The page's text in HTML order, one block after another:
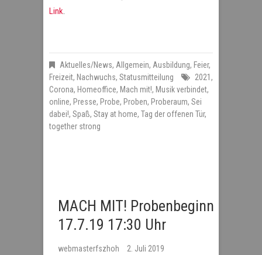
Link.
Aktuelles/News, Allgemein, Ausbildung, Feier,
Freizeit, Nachwuchs, Statusmitteilung 2021 ,
Corona, Homeoffice, Mach mit!, Musik verbindet,
online, Presse, Probe, Proben, Proberaum, Sei
dabei!, Spaß, Stay at home, Tag der offenen Tür,
together strong
MACH MIT! Probenbeginn
17.7.19 17:30 Uhr
webmasterfszhoh
2. Juli 2019